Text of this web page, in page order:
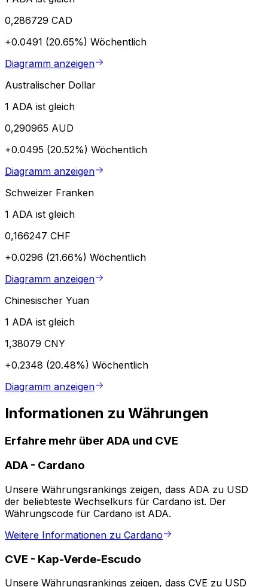
0,286729 CAD
+0.0491 (20.65%) Wöchentlich
Diagramm anzeigen
Australischer Dollar
1 ADA ist gleich
0,290965 AUD
+0.0495 (20.52%) Wöchentlich
Diagramm anzeigen
Schweizer Franken
1 ADA ist gleich
0,166247 CHF
+0.0296 (21.66%) Wöchentlich
Diagramm anzeigen
Chinesischer Yuan
1 ADA ist gleich
1,38079 CNY
+0.2348 (20.48%) Wöchentlich
Diagramm anzeigen
Informationen zu Währungen
Erfahre mehr über ADA und CVE
ADA - Cardano
Unsere Währungsrankings zeigen, dass ADA zu USD
der beliebteste Wechselkurs für Cardano ist. Der
Währungscode für Cardano ist ADA.
Weitere Informationen zu Cardano
CVE - Kap-Verde-Escudo
Unsere Währungsrankings zeigen, dass CVE zu USD